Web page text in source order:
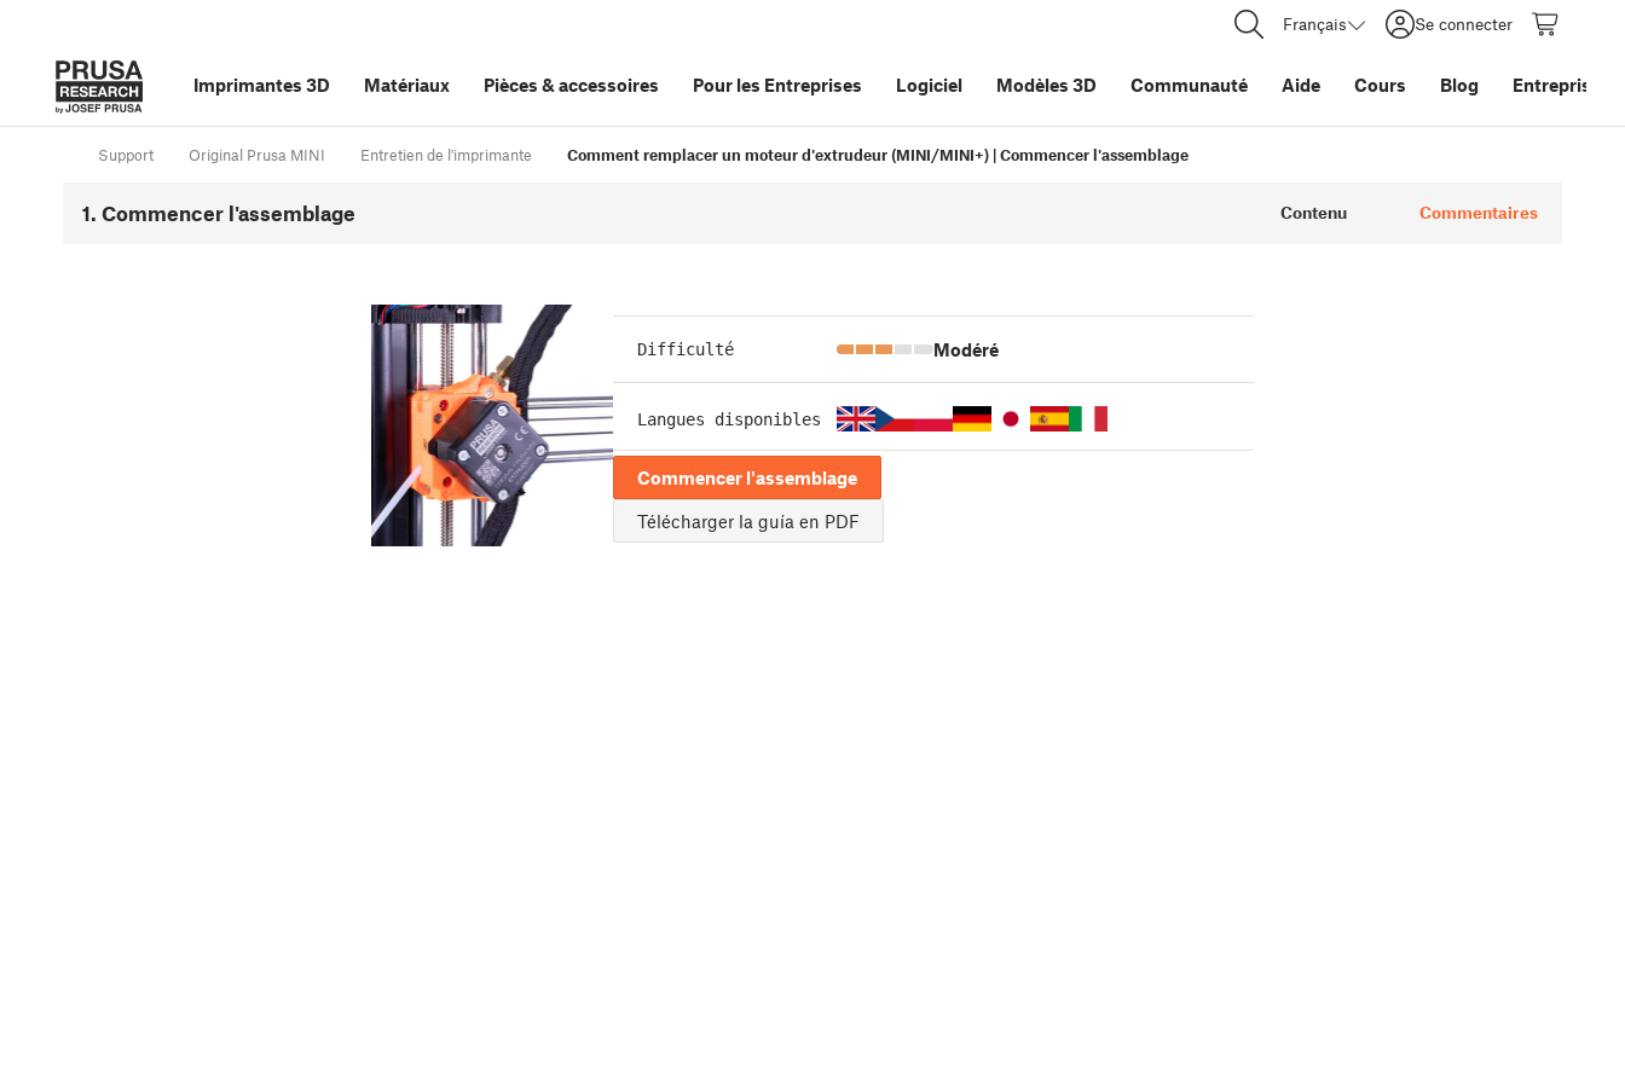
Français Se connecter
Imprimantes 3D Matériaux Pièces &accessoires Pour les Entreprises Logiciel Modèles 3D Communauté Aide Cours Blog Entreprise
Support Original Prusa MINI Entretien de l'imprimante Comment remplacer un moteur d'extrudeur (MINI/MINI+) | Commencer l'assemblage
1. Commencer l'assemblage Contenu Commentaires
Difficulté Modéré
Langues disponibles
Commencer l'assemblage
Télécharger la guía en PDF